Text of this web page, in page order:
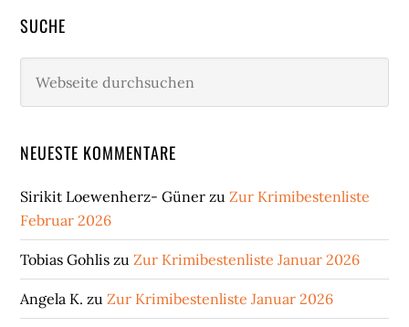
SUCHE
durchsuchen
NEUESTE KOMMENTARE
Sirikit Loewenherz- Güner zuZur Krimibestenliste
Februar 2026
Tobias Gohlis zuZur Krimibestenliste Januar 2026
Angela K. zuZur Krimibestenliste Januar 2026